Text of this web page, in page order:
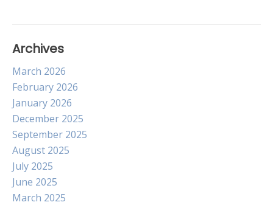
Archives
March 2026
February 2026
January 2026
December 2025
September 2025
August 2025
July 2025
June 2025
March 2025